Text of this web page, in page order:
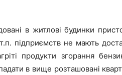
в житлові будинки
підприємств не мають
продукти згорання
в вище розташовані